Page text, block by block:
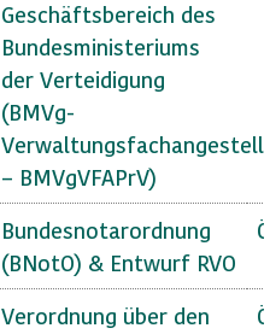
Geschäftsbereich des
Bundesministeriums
der Verteidigung
(BMVg-
– BMVgVFAPrV)
Bundesnotarordnung
(BNotO) & Entwurf RVO
Verordnung über den